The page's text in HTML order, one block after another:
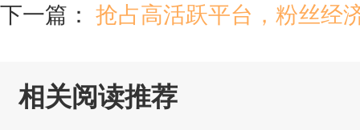
下一篇： 抢占高活跃平台，粉丝经
相关阅读推荐